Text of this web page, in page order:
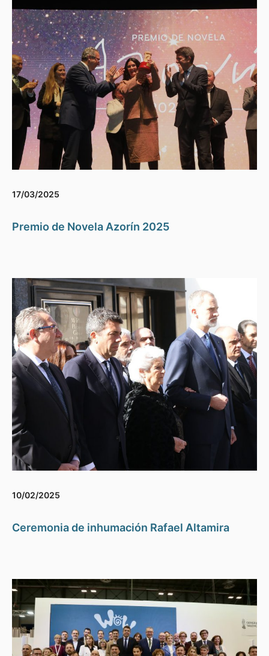
17/03/2025
Premio de Novela Azorín 2025
10/02/2025
Ceremonia de inhumación Rafael Altamira